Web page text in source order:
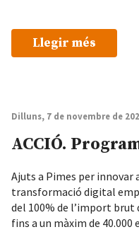
Llegir més
Dilluns, 7 de novembre de
ACCIÓ.
Ajuts a Pimes per
transformació digital
del 100% de l’import brut
fins a un màxim de